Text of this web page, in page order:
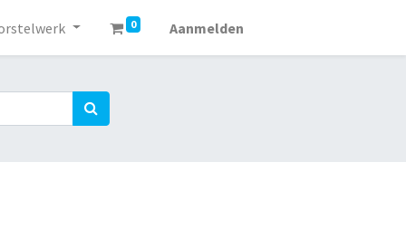
0 Aanmelden